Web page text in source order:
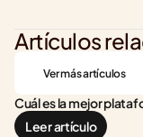
Artículos
Ver más artículos
Cuál es la mejor
Leer artículo